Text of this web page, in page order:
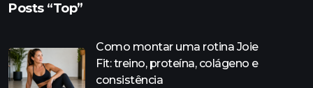
Posts “Top”
Como montar uma rotina Joie
Fit: treino, proteína, colágeno e
consistência